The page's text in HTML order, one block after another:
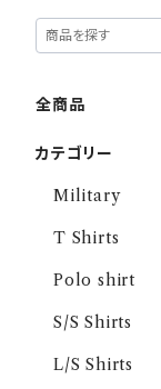
全商品
カテゴリー
Military
T Shirts
Polo shirt
S/S Shirts
L/S Shirts